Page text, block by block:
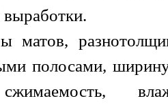
матов,
полосами,